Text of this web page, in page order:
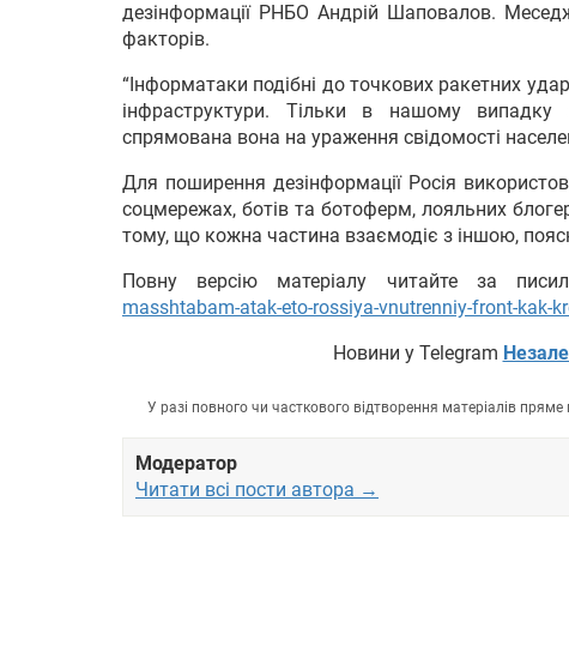
дезінформації РНБО Андрій Шаповалов.
факторів.
“Інформатаки подібні до точкових ракетних
інфраструктури. Тільки в нашому випадку
спрямована вона на ураження свідомості
Для поширення дезінформації Росія
соцмережах, ботів та ботоферм, лояльних
тому, що кожна частина взаємодіє з іншою,
Повну версію матеріалу читайте за
masshtabam-atak-eto-rossiya-vnutrenniy-front-kak-
Новини у Telegram
У разі повного чи часткового відтворення матеріалів
Модератор
Читати всі пости автора →